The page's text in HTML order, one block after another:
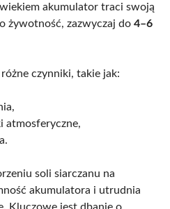
akumulator traci swoją
żywotność, zazwyczaj do 4–6
czynniki, takie jak:
atmosferyczne,
soli siarczanu na
akumulatora i utrudnia